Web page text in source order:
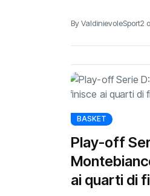
By ValdinievoleSport2
BASKET
Play-off
ai quarti di